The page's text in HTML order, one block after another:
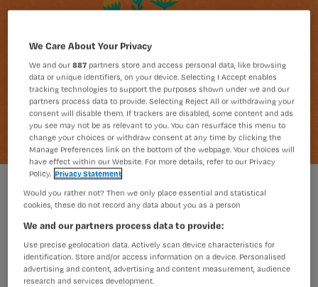
Foto:Maren Bruin
Je patiënt gebruikt een kruidenmiddel
als kurkuma, knoflook of echinacea.
We Care About Your Privacy
We and our887 partners store and access personal data, like browsing
data or unique identifiers, on your device. Selecting I Accept enables
tracking technologies to support the purposes shown under we and our
partners process data to provide. Selecting Reject All or withdrawing your
consent will disable them. If trackers are disabled, some content and ads
you see may not be as relevant to you. You can resurface this menu to
change your choices or withdraw consent at any time by clicking the
Manage Preferences link on the bottom of the webpage. Your choices will
have effect within our Website. For more details, refer to our Privacy
Policy. Privacy Statement
Would you rather not? Then we only place essential and statistical
cookies, these do not record any data about you as a person
We and our partners process data to provide:
Use precise geolocation data. Actively scan device characteristics for
identification. Store and/or access information on a device. Personalised
advertising and content, advertising and content measurement, audience
research and services development.